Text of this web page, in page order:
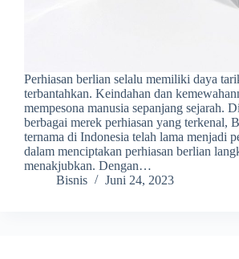
Perhiasan berlian selalu memiliki daya
terbantahkan. Keindahan dan
mempesona manusia sepanjang sejarah.
berbagai merek perhiasan yang terkenal,
ternama di Indonesia telah lama menjadi
dalam menciptakan perhiasan berlian
menakjubkan. Dengan…
Bisnis
Juni 24, 2023